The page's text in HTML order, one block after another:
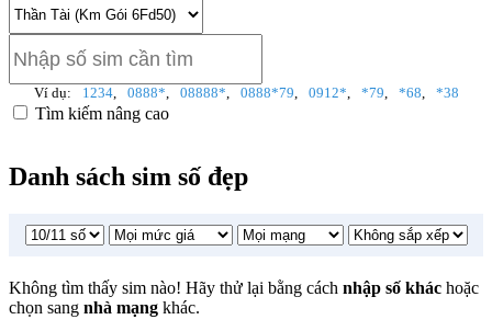
Ví dụ: 1234, 0888*, 08888*, 0888*79, 0912*, *79, *68, *38
Tìm kiếm nâng cao
Danh sách sim số đẹp
Không tìm thấy sim nào! Hãy thử lại bằng cách nhập số khác hoặc
chọn sang nhà mạng khác.